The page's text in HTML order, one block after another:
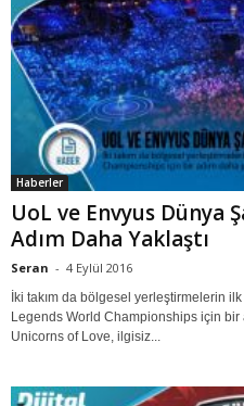
Haberler
UoL ve Envyus Dünya
Adım Daha Yaklaştı
Seran - 4 Eylül 2016
İki takım da bölgesel yerleştirmelerin
Legends World Championships için bir
Unicorns of Love, ilgisiz...